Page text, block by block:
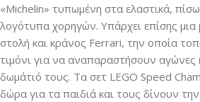
«Michelin» τυπωμένη στα ελαστικά,
λογότυπα χορηγών. Υπάρχει επίσης μια
στολή και κράνος Ferrari, την οποία
τιμόνι για να αναπαραστήσουν αγώνες
δωμάτιό τους. Τα σετ LEGO Speed
δώρα για τα παιδιά και τους δίνουν